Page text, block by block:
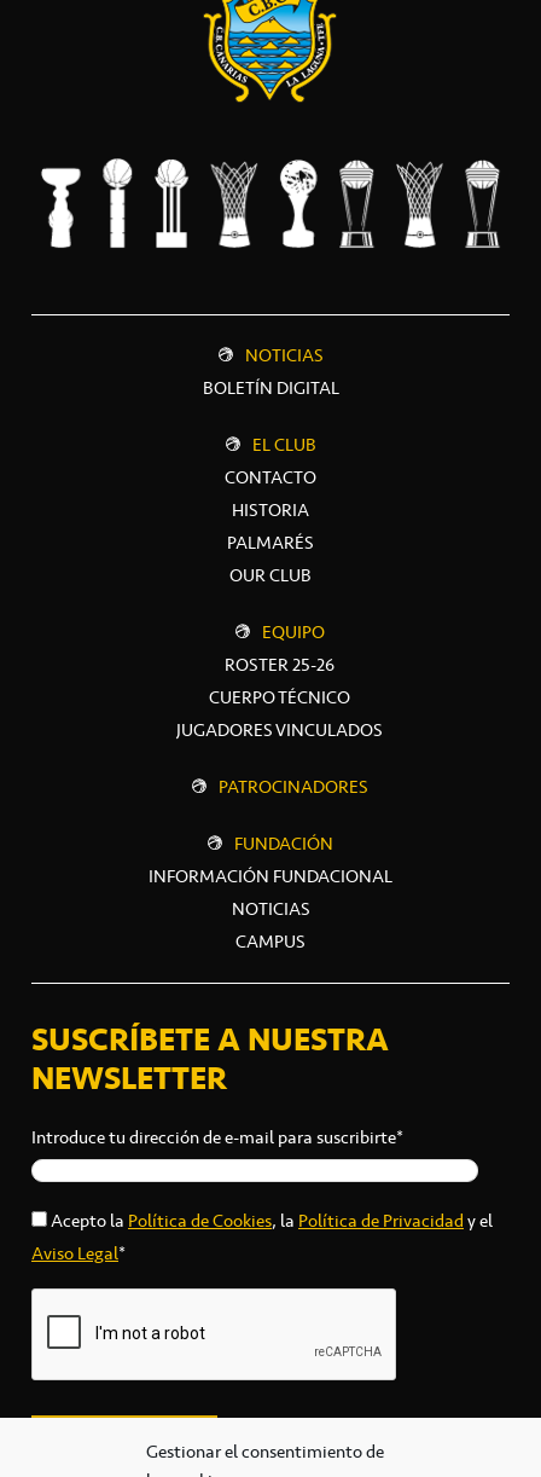
Gestionar el consentimiento de
NOTICIAS
BOLETÍN DIGITAL
EL CLUB
CONTACTO
HISTORIA
PALMARÉS
OUR CLUB
EQUIPO
ROSTER 25-26
CUERPO TÉCNICO
JUGADORES VINCULADOS
PATROCINADORES
FUNDACIÓN
INFORMACIÓN FUNDACIONAL
NOTICIAS
CAMPUS
SUSCRÍBETE A NUESTRA
NEWSLETTER
Introduce tu dirección de e-mail para suscribirte*
Acepto laPolítica de Cookies, laPolítica de Privacidady el
Aviso Legal*